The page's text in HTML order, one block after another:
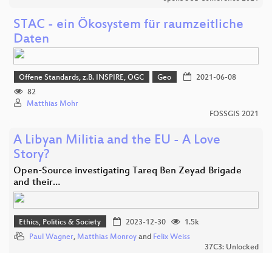
STAC - ein Ökosystem für raumzeitliche
Daten
Offene Standards, z.B. INSPIRE, OGC Geo
2021-06-08
82
Matthias Mohr
FOSSGIS 2021
A Libyan Militia and the EU - A Love
Story?
Open-Source investigating Tareq Ben Zeyad Brigade
and their…
Ethics, Politics & Society 2023-12-30
1.5k
Paul Wagner, Matthias Monroy and Felix Weiss
37C3: Unlocked